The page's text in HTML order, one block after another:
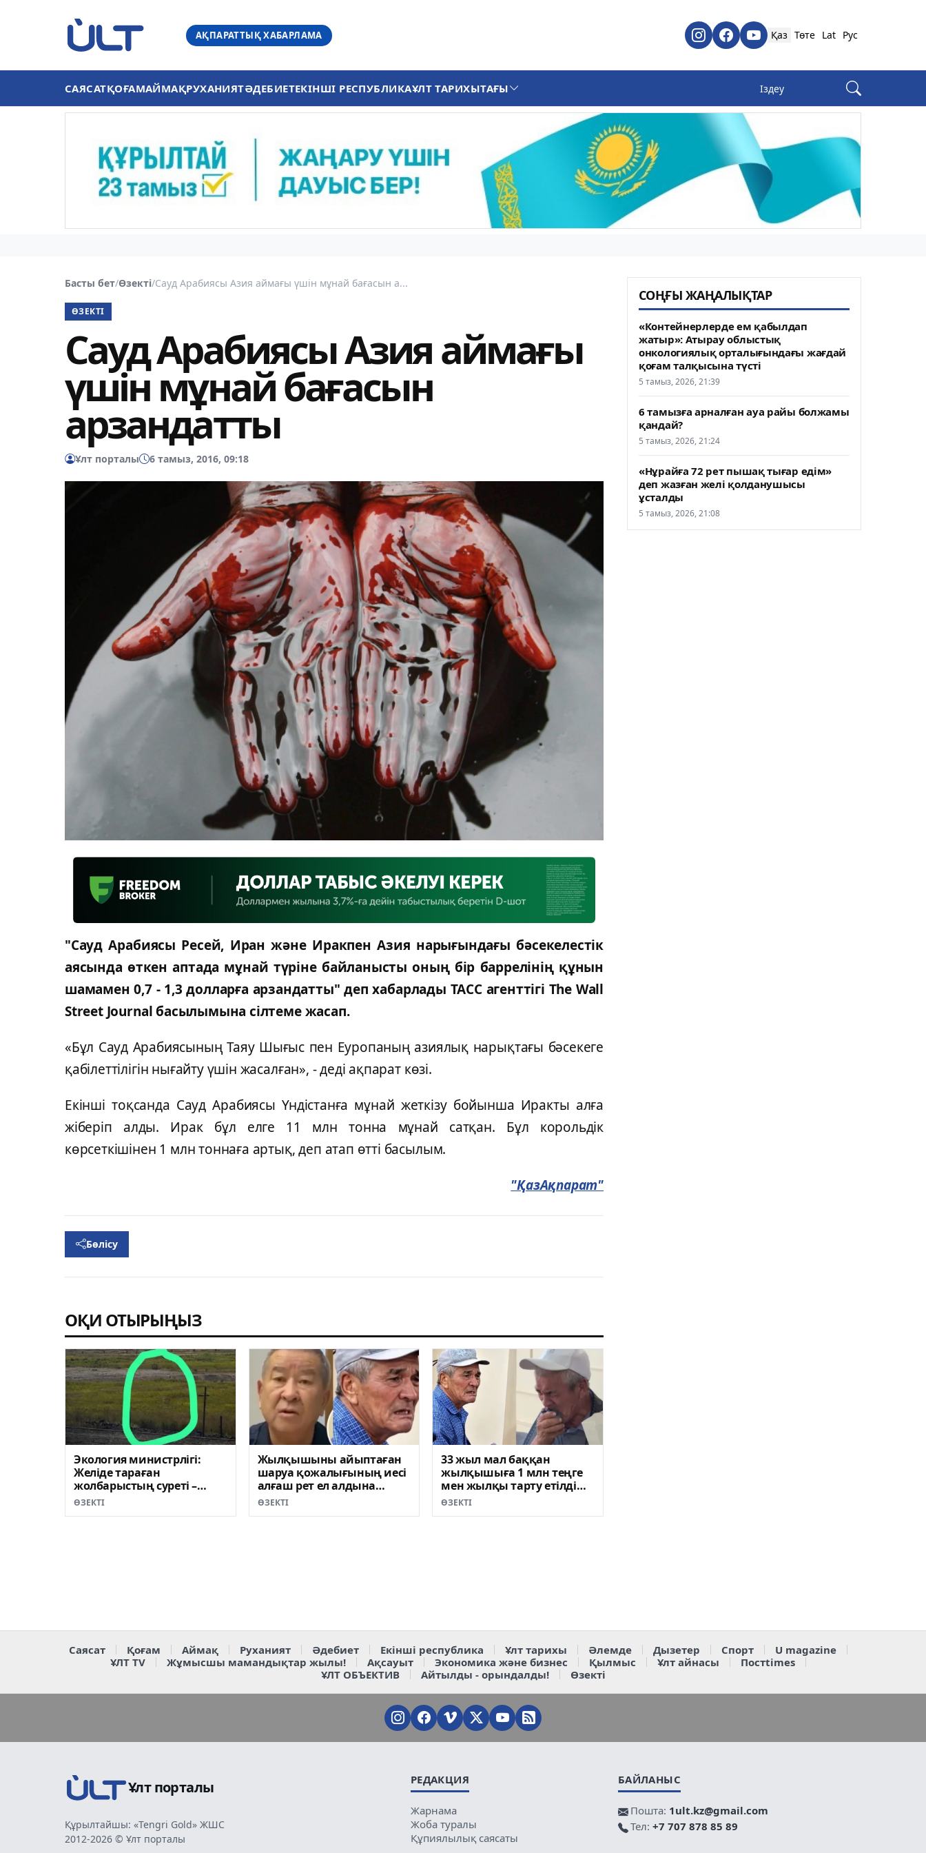
АҚПАРАТТЫҚ ХАБАРЛАМА Қаз Төте Lat Рус
САЯСАТҚОҒАМАЙМАҚРУХАНИЯТӘДЕБИЕТЕКІНШІ РЕСПУБЛИКАҰЛТ ТАРИХЫТАҒЫ
Басты бет/Өзекті/Сауд Арабиясы Азия аймағы үшін мұнай бағасын а...
ӨЗЕКТІ
Сауд Арабиясы Азия аймағы
үшін мұнай бағасын
арзандатты
Ұлт порталы 6 тамыз, 2016, 09:18
"Сауд Арабиясы Ресей, Иран және Иракпен Азия нарығындағы бәсекелестік
аясында өткен аптада мұнай түріне байланысты оның бір баррелінің құнын
шамамен 0,7 - 1,3 долларға арзандатты" деп хабарлады ТАСС агенттігі The Wall
Street Journal басылымына сілтеме жасап.
«Бұл Сауд Арабиясының Таяу Шығыс пен Еуропаның азиялық нарықтағы бәсекеге
қабілеттілігін нығайту үшін жасалған», - деді ақпарат көзі.
Екінші тоқсанда Сауд Арабиясы Үндістанға мұнай жеткізу бойынша Иракты алға
жіберіп алды. Ирак бұл елге 11 млн тонна мұнай сатқан. Бұл корольдік
көрсеткішінен 1 млн тоннаға артық, деп атап өтті басылым.
"ҚазАқпарат"
Бөлісу
ОҚИ ОТЫРЫҢЫЗ
Экология министрлігі:
Желіде тараған
жолбарыстың суреті –
фейк
ӨЗЕКТІ
Жылқышыны айыптаған
шаруа қожалығының иесі
алғаш рет ел алдына
шықты (ВИДЕО)
ӨЗЕКТІ
33 жыл мал баққан
жылқышыға 1 млн теңге
мен жылқы тарту етілді
(ВИДЕО)
ӨЗЕКТІ
СОҢҒЫ ЖАҢАЛЫҚТАР
«Контейнерлерде ем қабылдап
жатыр»: Атырау облыстық
онкологиялық орталығындағы жағдай
қоғам талқысына түсті
5 тамыз, 2026, 21:39
6 тамызға арналған ауа райы болжамы
қандай?
5 тамыз, 2026, 21:24
«Нұрайға 72 рет пышақ тығар едім»
деп жазған желі қолданушысы
ұсталды
5 тамыз, 2026, 21:08
Саясат Қоғам Аймақ Руханият Әдебиет Екінші республика Ұлт тарихы Әлемде Дызетер Спорт
U magazine
ҰЛТ TV
Жұмысшы мамандықтар жылы! Ақсауыт Экономика және бизнес Қылмыс Ұлт айнасы
Постtimes
ҰЛТ ОБЪЕКТИВ
Айтылды - орындалды! Өзекті
Ұлт порталы
Құрылтайшы: «Tengri Gold» ЖШС
2012-2026 © Ұлт порталы
РЕДАКЦИЯ
Жарнама
Жоба туралы
Құпиялылық саясаты
БАЙЛАНЫС
Пошта: 1ult.kz@gmail.com
Тел: +7 707 878 85 89